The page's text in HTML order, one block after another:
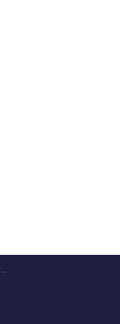
Nye ejendomsvurderinger kommer mandag den 11. december 2023